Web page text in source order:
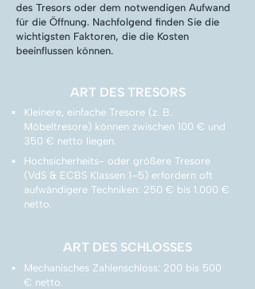
des Tresors oder dem notwendigen Aufwand
für die Öffnung. Nachfolgend finden Sie die
wichtigsten Faktoren, die die Kosten
beeinflussen können.
ART DES TRESORS
Kleinere, einfache Tresore (z. B.
Möbeltresore) können zwischen 100 € und
350 € netto liegen.
Hochsicherheits- oder größere Tresore
(VdS & ECBS Klassen 1–5) erfordern oft
aufwändigere Techniken: 250 € bis 1.000 €
netto.
ART DES SCHLOSSES
Mechanisches Zahlenschloss: 200 bis 500
€ netto.